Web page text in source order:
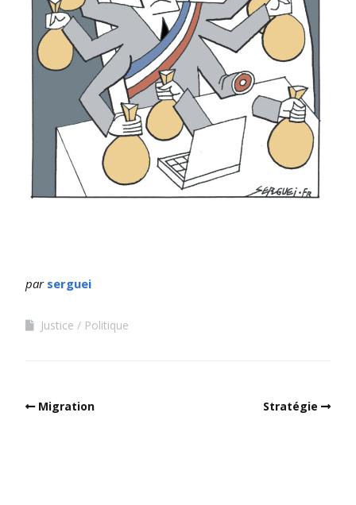
par serguei
Justice Politique
Migration Stratégie